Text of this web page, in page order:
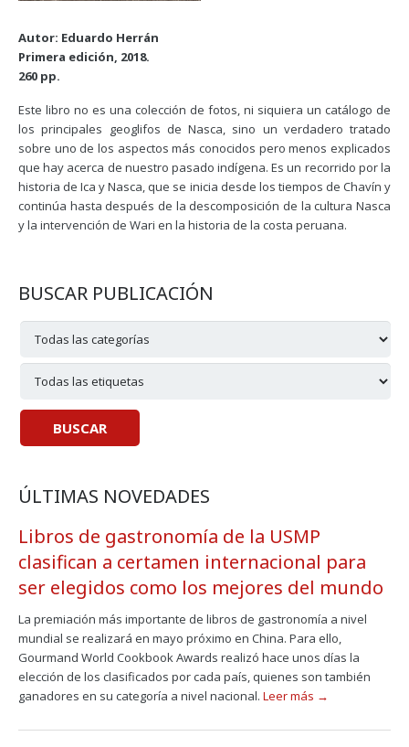
Autor: Eduardo Herrán
Primera edición, 2018.
260 pp.
Este libro no es una colección de fotos, ni siquiera un catálogo de
los principales geoglifos de Nasca, sino un verdadero tratado
sobre uno de los aspectos más conocidos pero menos explicados
que hay acerca de nuestro pasado indígena. Es un recorrido por la
historia de Ica y Nasca, que se inicia desde los tiempos de Chavín y
continúa hasta después de la descomposición de la cultura Nasca
y la intervención de Wari en la historia de la costa peruana.
BUSCAR PUBLICACIÓN
ÚLTIMAS NOVEDADES
Libros de gastronomía de la USMP
clasifican a certamen internacional para
ser elegidos como los mejores del mundo
La premiación más importante de libros de gastronomía a nivel
mundial se realizará en mayo próximo en China. Para ello,
Gourmand World Cookbook Awards realizó hace unos días la
elección de los clasificados por cada país, quienes son también
ganadores en su categoría a nivel nacional. Leer más →